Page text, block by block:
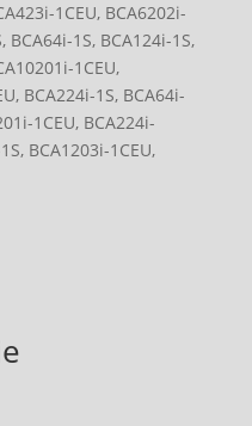
1CEU, BCA6202i-
BCA64i-1S, BCA124i-1S,
1CEU,
BCA224i-1S, BCA64i-
1CEU, BCA224i-
BCA1203i-1CEU,